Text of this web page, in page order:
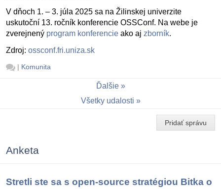
V dňoch 1. – 3. júla 2025 sa na Žilinskej univerzite
uskutoční 13. ročník konferencie OSSConf. Na webe je
zverejnený program konferencie ako aj zborník.
Zdroj: ossconf.fri.uniza.sk
| Komunita
Ďalšie
Všetky udalosti
Pridať správu
Anketa
Stretli ste sa s open-source stratégiou Bitka o